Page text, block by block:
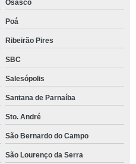
Osasco
Poá
Ribeirão Pires
SBC
Salesópolis
Santana de Parnaíba
Sto. André
São Bernardo do Campo
São Lourenço da Serra